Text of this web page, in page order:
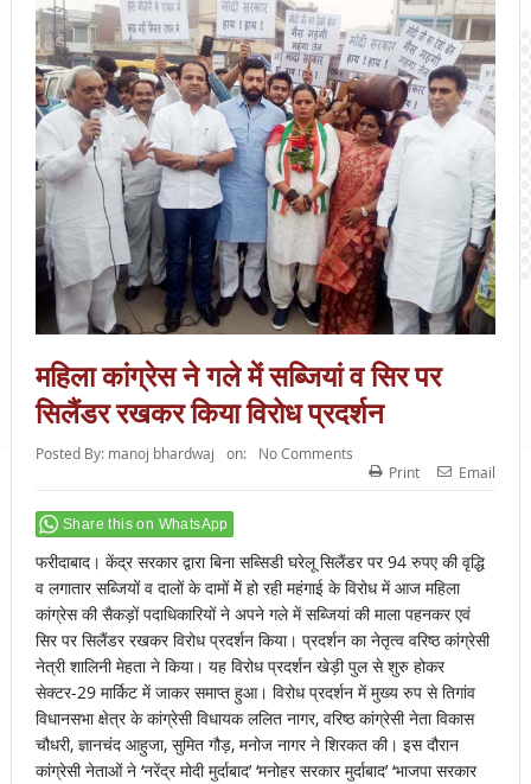
महिला कांग्रेस ने गले में सब्जियां व सिर पर
सिलैंडर रखकर किया विरोध प्रदर्शन
Posted By: manoj bhardwaj on:
No Comments
Print
Email
Share this on WhatsApp
फरीदाबाद। केंद्र सरकार द्वारा बिना सब्सिडी घरेलू सिलैंडर पर 94 रुपए की वृद्धि
व लगातार सब्जियों व दालों के दामों मेें हो रही महंगाई के विरोध में आज महिला
कांग्रेस की सैकड़ों पदाधिकारियों ने अपने गले में सब्जियां की माला पहनकर एवं
सिर पर सिलैंडर रखकर विरोध प्रदर्शन किया। प्रदर्शन का नेतृत्व वरिष्ठ कांग्रेसी
नेत्री शालिनी मेहता ने किया। यह विरोध प्रदर्शन खेड़ी पुल से शुरु होकर
सेक्टर-29 मार्किट में जाकर समाप्त हुआ। विरोध प्रदर्शन में मुख्य रुप से तिगांव
विधानसभा क्षेत्र के कांग्रेसी विधायक ललित नागर, वरिष्ठ कांग्रेसी नेता विकास
चौधरी, ज्ञानचंद आहुजा, सुमित गौड़, मनोज नागर ने शिरकत की। इस दौरान
कांग्रेसी नेताओं ने ‘नरेंद्र मोदी मुर्दाबाद’ ‘मनोहर सरकार मुर्दाबाद’ ‘भाजपा सरकार